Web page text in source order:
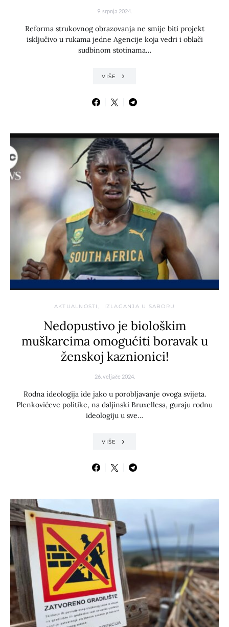
9. srpnja 2024.
Reforma strukovnog obrazovanja ne smije biti projekt
isključivo u rukama jedne Agencije koja vedri i oblači
sudbinom stotinama…
VIŠE
AKTUALNOSTI IZLAGANJA U SABORU
Nedopustivo je biološkim
muškarcima omogućiti boravak u
ženskoj kaznionici!
26. veljače 2024.
Rodna ideologija ide jako u porobljavanje ovoga svijeta.
Plenkovićeve politike, na daljinski Bruxellesa, guraju rodnu
ideologiju u sve…
VIŠE